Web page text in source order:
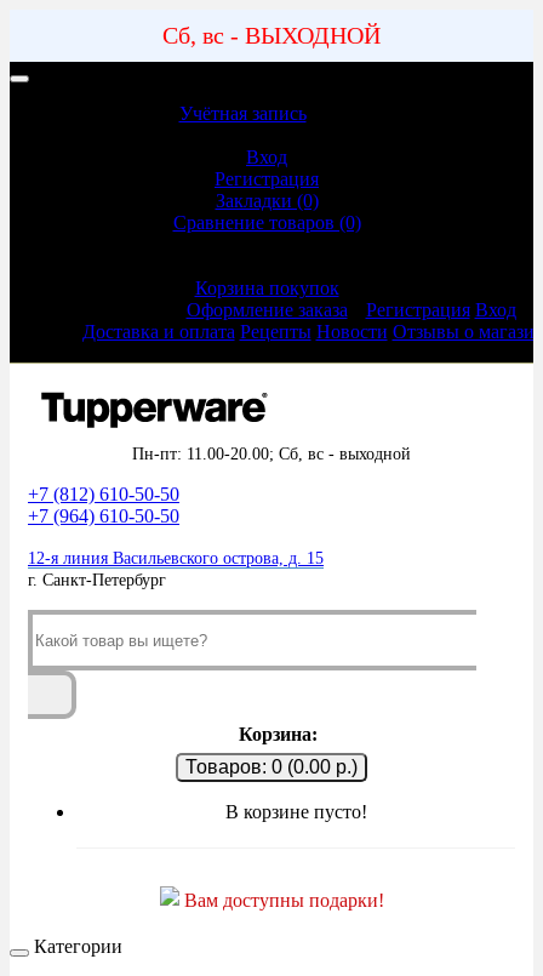
Сб, вс - ВЫХОДНОЙ
Учётная запись
Вход
Регистрация
Закладки (0)
Сравнение товаров (0)
Корзина покупок
Оформление заказа
Регистрация Вход
Доставка и оплата Рецепты Новости Отзывы о
Пн-пт: 11.00-20.00; Сб, вс - выходной
+7 (812) 610-50-50
+7 (964) 610-50-50
12-я линия Васильевского острова, д. 15
г. Санкт-Петербург
Корзина:
Товаров: 0 (0.00 р.)
В корзине пусто!
Вам доступны подарки!
Категории